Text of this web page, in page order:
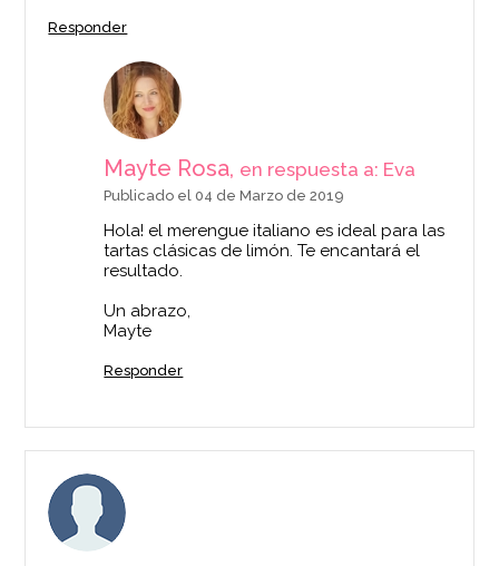
Responder
Mayte Rosa, en respuesta a: Eva
Publicado el 04 de Marzo de 2019
Hola! el merengue italiano es ideal para las
tartas clásicas de limón. Te encantará el
resultado.
Un abrazo,
Mayte
Responder